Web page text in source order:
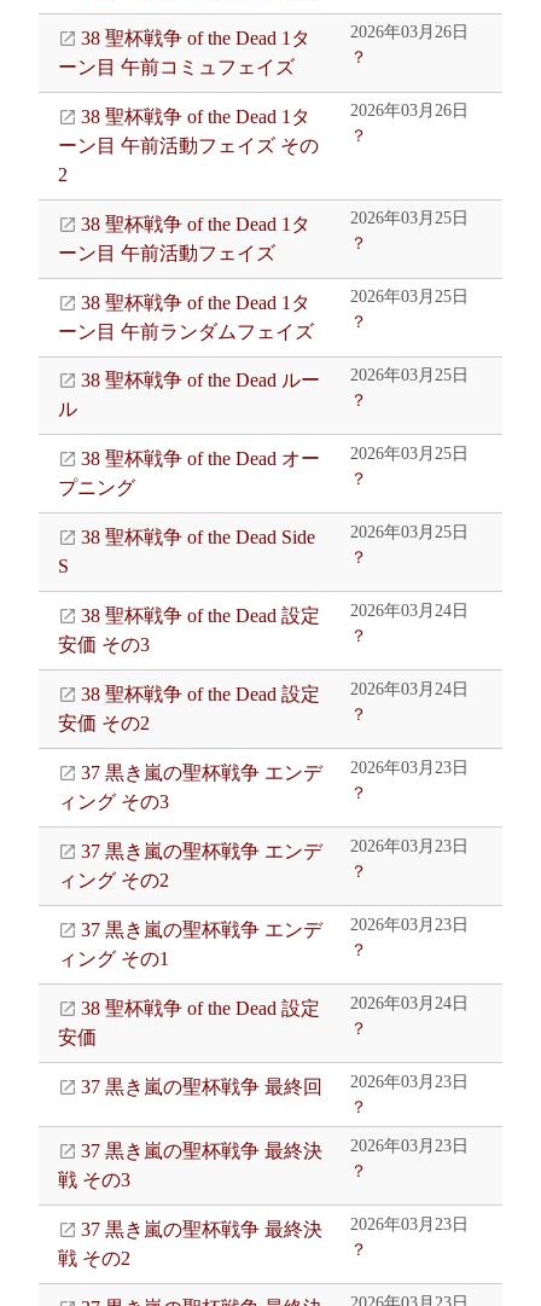
38 聖杯戦争 of the Dead 1タ
ーン目 午前コミュフェイズ
2026年03月26日
？
38 聖杯戦争 of the Dead 1タ
ーン目 午前活動フェイズ その
2
2026年03月26日
？
38 聖杯戦争 of the Dead 1タ
ーン目 午前活動フェイズ
2026年03月25日
？
38 聖杯戦争 of the Dead 1タ
ーン目 午前ランダムフェイズ
2026年03月25日
？
38 聖杯戦争 of the Dead ルー
ル
2026年03月25日
？
38 聖杯戦争 of the Dead オー
プニング
2026年03月25日
？
38 聖杯戦争 of the Dead Side
S
2026年03月25日
？
38 聖杯戦争 of the Dead 設定
安価 その3
2026年03月24日
？
38 聖杯戦争 of the Dead 設定
安価 その2
2026年03月24日
？
37 黒き嵐の聖杯戦争 エンデ
ィング その3
2026年03月23日
？
37 黒き嵐の聖杯戦争 エンデ
ィング その2
2026年03月23日
？
37 黒き嵐の聖杯戦争 エンデ
ィング その1
2026年03月23日
？
38 聖杯戦争 of the Dead 設定
安価
2026年03月24日
？
37 黒き嵐の聖杯戦争 最終回
2026年03月23日
？
37 黒き嵐の聖杯戦争 最終決
戦 その3
2026年03月23日
？
37 黒き嵐の聖杯戦争 最終決
戦 その2
2026年03月23日
？